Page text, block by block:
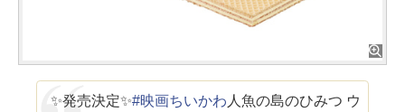
✨発売決定✨#映画ちいかわ 人魚の島のひみつ ウ